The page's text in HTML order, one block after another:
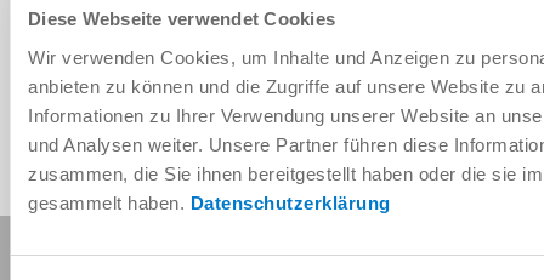
Diese Webseite verwendet Cookies
Wir verwenden Cookies, um Inhalte und Anzeigen zu
anbieten zu können und die Zugriffe auf unsere Website zu
Informationen zu Ihrer Verwendung unserer Website an
und Analysen weiter. Unsere Partner führen diese
zusammen, die Sie ihnen bereitgestellt haben oder die sie
gesammelt haben. Datenschutzerklärung